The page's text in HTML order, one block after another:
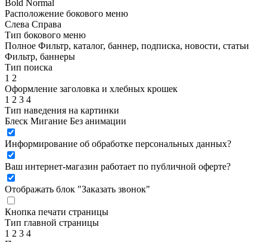
Bold Normal
Расположение бокового меню
Слева Справа
Тип бокового меню
Полное Фильтр, каталог, баннер, подписка, новости, статьи
Фильтр, баннеры
Тип поиска
1 2
Оформление заголовка и хлебных крошек
1 2 3 4
Тип наведения на картинки
Блеск Мигание Без анимации
Информирование об обработке персональных данных?
Ваш интернет-магазин работает по публичной оферте?
Отображать блок "Заказать звонок"
Кнопка печати страницы
Тип главной страницы
1 2 3 4